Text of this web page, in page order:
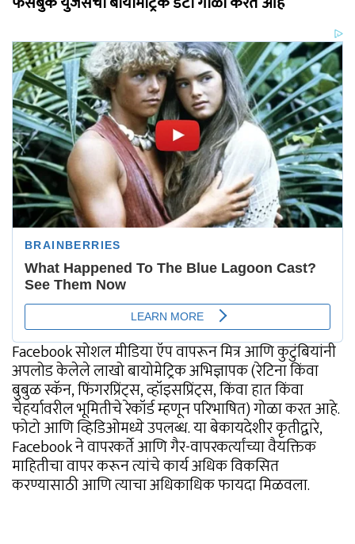
Facebook सोशल मीडिया ऍप वापरून मित्र आणि कुटुंबियांनी
अपलोड केलेले लाखो बायोमेट्रिक अभिज्ञापक (रेटिना किंवा
बुबुळ स्कॅन, फिंगरप्रिंट्स, व्हॉइसप्रिंट्स, किंवा हात किंवा
चेहर्यावरील भूमितीचे रेकॉर्ड म्हणून परिभाषित) गोळा करत आहे.
फोटो आणि व्हिडिओमध्ये उपलब्ध. या बेकायदेशीर कृतीद्वारे,
Facebook ने वापरकर्ते आणि गैर-वापरकर्त्यांच्या वैयक्तिक
माहितीचा वापर करून त्यांचे कार्य अधिक विकसित
करण्यासाठी आणि त्याचा अधिकाधिक फायदा मिळवला.